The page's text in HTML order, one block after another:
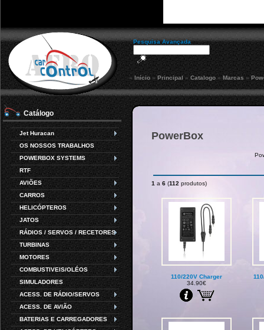
Jet Huracan
OS NOSSOS TRABALHOS
POWERBOX SYSTEMS
RTF
AVIÕES
CARROS
HELICÓPTEROS
JATOS
RÁDIOS / SERVOS / RECETORES
TURBINAS
MOTORES
COMBUSTIVEIS/OLÉOS
SIMULADORES
ACESS. DE RÁDIO/SERVOS
ACESS. DE AVIÃO
BATERIAS E CARREGADORES
Pesquisa Avançada
» Início »Principal» Catalogo »Marcas »
Catálogo
PowerBox
1 a 6 (112 produtos)
110/220V Charger
34.90€